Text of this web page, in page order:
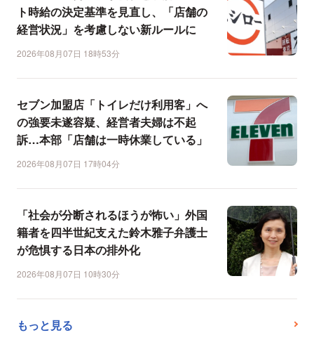
ト時給の決定基準を見直し、「店舗の
経営状況」を考慮しない新ルールに
2026年08月07日 18時53分
セブン加盟店「トイレだけ利用客」へ
の強要未遂容疑、経営者夫婦は不起
訴…本部「店舗は一時休業している」
2026年08月07日 17時04分
「社会が分断されるほうが怖い」外国
籍者を四半世紀支えた鈴木雅子弁護士
が危惧する日本の排外化
2026年08月07日 10時30分
もっと見る